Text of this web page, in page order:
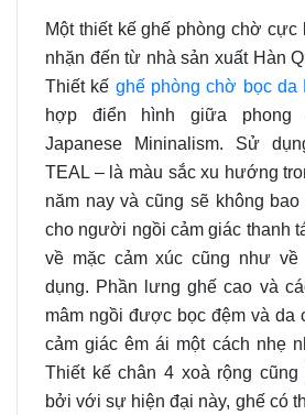
Một thiết kế ghế phòng chờ cực
nhặn đến từ nhà sản xuất Hàn
Thiết kế ghế phòng chờ bọc da
hợp điển hình giữa phong
Japanese Mininalism. Sử
TEAL – là màu sắc xu hướng
năm nay và cũng sẽ không
cho người ngồi cảm giác thanh
về mặc cảm xúc cũng như
dụng. Phần lưng ghế cao và
mâm ngồi được bọc đệm và da
cảm giác êm ái một cách nhẹ
Thiết kế chân 4 xoà rộng cũng
bởi với sự hiện đại này, ghế có